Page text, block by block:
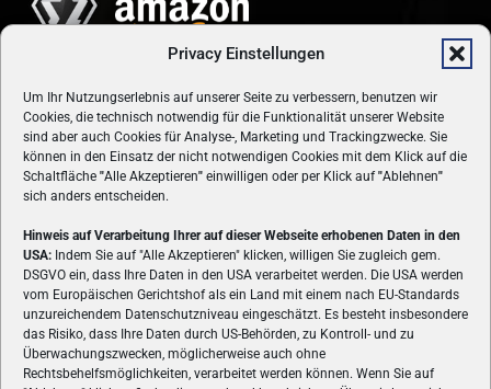
Privacy Einstellungen
Um Ihr Nutzungserlebnis auf unserer Seite zu verbessern, benutzen wir
Cookies, die technisch notwendig für die Funktionalität unserer Website
sind aber auch Cookies für Analyse-, Marketing und Trackingzwecke. Sie
können in den Einsatz der nicht notwendigen Cookies mit dem Klick auf die
Schaltfläche "Alle Akzeptieren" einwilligen oder per Klick auf"Ablehnen"
sich anders entscheiden.
Hinweis auf Verarbeitung Ihrer auf dieser Webseite erhobenen Daten in den
USA: Indem Sie auf "Alle Akzeptieren" klicken, willigen Sie zugleich gem.
DSGVO ein, dass Ihre Daten in den USA verarbeitet werden. Die USA werden
vom Europäischen Gerichtshof als ein Land mit einem nach EU-Standards
unzureichendem Datenschutzniveau eingeschätzt. Es besteht insbesondere
das Risiko, dass Ihre Daten durch US-Behörden, zu Kontroll- und zu
Überwachungszwecken, möglicherweise auch ohne
Rechtsbehelfsmöglichkeiten, verarbeitet werden können. Wenn Sie auf
ÜBER UNS
VON GAMERN, FÜR GAMER! Gamers.at ist das älteste Online-
Spielemagazin Österreichs und bringt täglich aktuelle News,
Reviews und Videos zu PC- und Konsolenspielen, Gaming-
Hardware und aus der Welt des e-Sport's.